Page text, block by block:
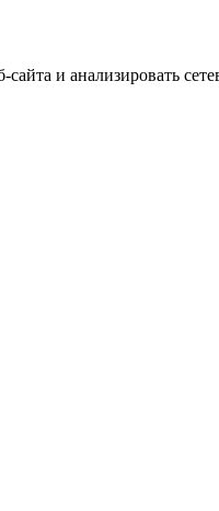
и анализировать